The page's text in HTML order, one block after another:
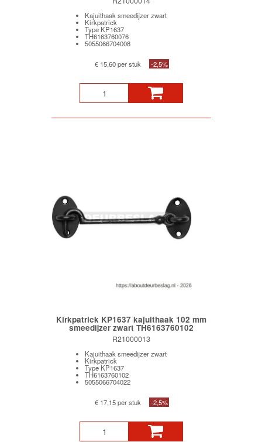
Kajuithaak smeedijzer zwart
Kirkpatrick
Type KP1637
TH6163760076
5055066704008
€ 15,60 per stuk -2,5%
Kirkpatrick KP1637 kajuithaak 102 mm
smeedijzer zwart TH6163760102
R21000013
Kajuithaak smeedijzer zwart
Kirkpatrick
Type KP1637
TH6163760102
5055066704022
€ 17,15 per stuk -2,5%